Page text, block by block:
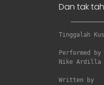
Dan tak
Tinggalah
Performed by
Nike Ardilla
Written by